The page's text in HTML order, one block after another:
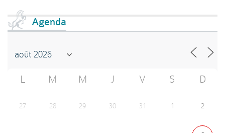
Agenda
L M M J V S D
27 28 29 30 31 1 2